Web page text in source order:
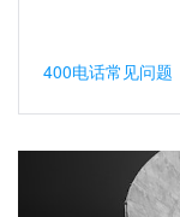
400电话常见问题